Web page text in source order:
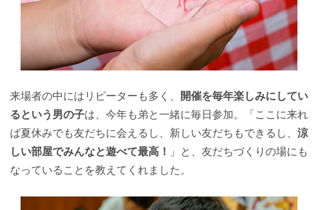
来場者の中にはリピーターも多く、
開催を毎年楽しみにしてい
るという男の子は、今年も弟と一緒に毎日参加。「ここに来れ
ば夏休みでも友だちに会えるし、新しい友だちもできるし、 涼
しい部屋でみんなと遊べて最高！
」と、友だちづくりの場にも
なっていることを教えてくれました。